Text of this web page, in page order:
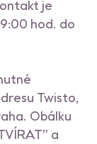
je
hod. do
Twisto,
Obálku
a